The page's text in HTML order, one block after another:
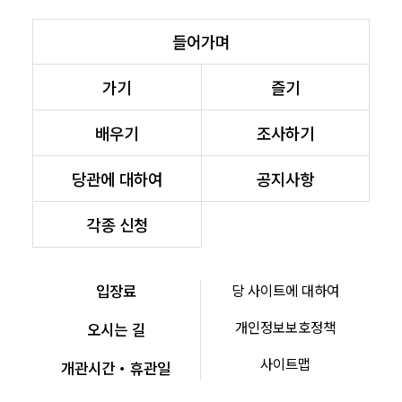
들어가며
가기
즐기
배우기
조사하기
당관에 대하여
공지사항
각종 신청
입장료
오시는 길
개관시간・휴관일
당 사이트에 대하여
개인정보보호정책
사이트맵